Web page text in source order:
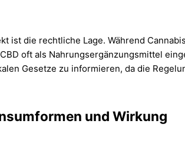
ist die rechtliche Lage. Während
oft als Nahrungsergänzungsmittel
Gesetze zu informieren, da die
und Wirkung